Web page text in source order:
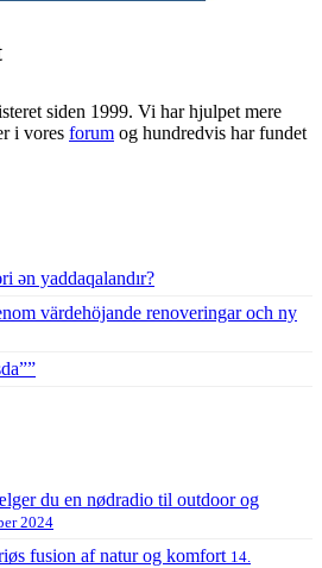
siden 1999. Vi har hjulpet mere
i vores forum og hundredvis har fundet
ən yaddaqalandır?
värdehöjande renoveringar och ny
du en nødradio til outdoor og
2024
fusion af natur og komfort 14.